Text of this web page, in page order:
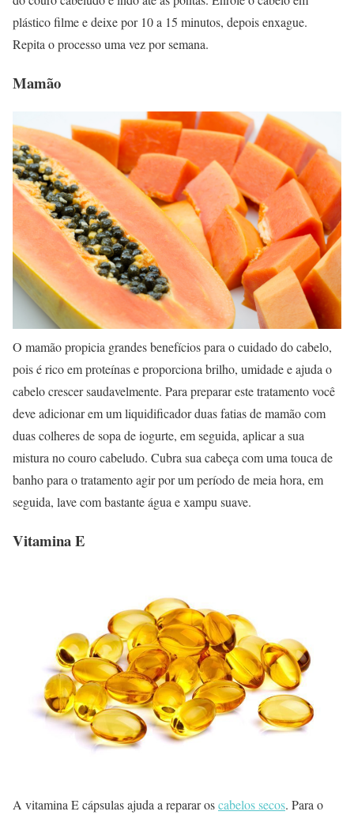
plástico filme e deixe por 10 a 15 minutos, depois enxague.
Repita o processo uma vez por semana.
Mamão
O mamão propicia grandes benefícios para o cuidado do cabelo,
pois é rico em proteínas e proporciona brilho, umidade e ajuda o
cabelo crescer saudavelmente. Para preparar este tratamento você
deve adicionar em um liquidificador duas fatias de mamão com
duas colheres de sopa de iogurte, em seguida, aplicar a sua
mistura no couro cabeludo. Cubra sua cabeça com uma touca de
banho para o tratamento agir por um período de meia hora, em
seguida, lave com bastante água e xampu suave.
Vitamina E
A vitamina E cápsulas ajuda a reparar oscabelos secos. Para o